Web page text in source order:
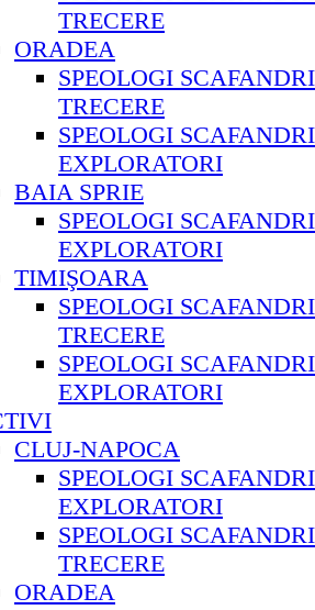
TRECERE
ORADEA
SPEOLOGI
TRECERE
SPEOLOGI SCAFANDRI
EXPLORATORI
BAIA SPRIE
SPEOLOGI SCAFANDRI
EXPLORATORI
TIMIŞOARA
SPEOLOGI
TRECERE
SPEOLOGI SCAFANDRI
EXPLORATORI
CLUJ-NAPOCA
SPEOLOGI SCAFANDRI
EXPLORATORI
SPEOLOGI
TRECERE
ORADEA